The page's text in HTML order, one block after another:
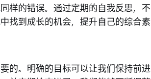
样的错误。通过定期的自我反思，不
找到成长的机会，提升自己的综合素
的。明确的目标可以让我们保持前进